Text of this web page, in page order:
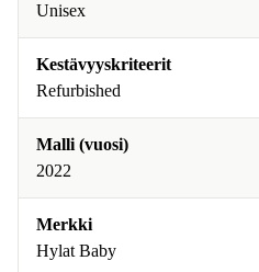
Unisex
Kestävyyskriteerit
Refurbished
Malli (vuosi)
2022
Merkki
Hylat Baby